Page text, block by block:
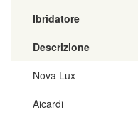
Ibridatore
Descrizione
Nova Lux
Aicardi